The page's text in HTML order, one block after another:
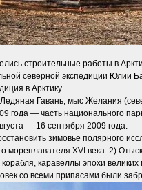
строительные работы в
северной экспедиции Юлии
в Арктику.
Ледяная Гавань, мыс Желания
года — часть национального
— 16 сентября 2009 года.
зимовье полярного
мореплавателя XVI века. 2)
корабля, каравеллы эпохи
со всеми припасами были